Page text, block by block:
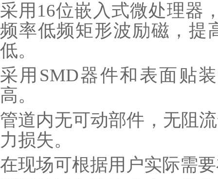
采用16位嵌入式微处理器
频率低频矩形波励磁，提
低。
采用SMD器件和表面贴
高。
管道内无可动部件，无阻
力损失。
在现场可根据用户实际需